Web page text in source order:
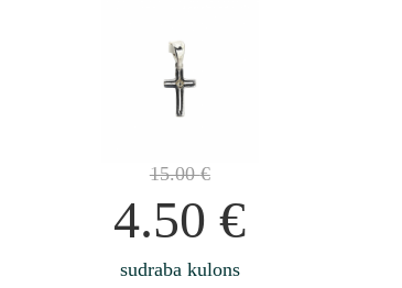
15.00€
4.50€
sudraba kulons